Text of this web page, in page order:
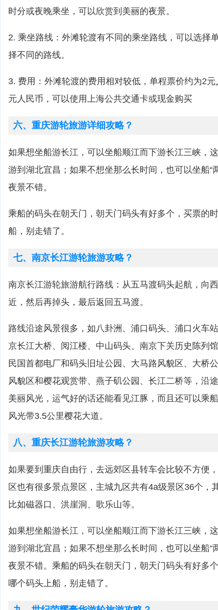
时分或夜晚乘坐，可以欣赏到美丽的夜景。
2. 乘坐路线：外滩轮渡有不同的乘坐路线，可以选择
择不同的路线。
3. 费用：外滩轮渡的费用相对较低，单程票价约为2
元人民币，可以使用上海公共交通卡或现金购买
六、重庆游轮旅游详细攻略？
如果想坐船游长江，可以坐船顺江而下游长江三峡，
游到湖北宜昌；如果不想坐那么长时间，也可以坐船“
夜景不错。
乘船的码头在朝天门，朝天门码头有好多个，买票的
船，别走错了。
七、南京长江游轮旅游攻略？
南京长江游轮旅游航行路线：从五马渡码头起航，向
近，然后再掉头，最后返回五马渡。
路线沿途风景很多，如八卦洲、浦口码头、浦口火车
京长江大桥、阅江楼、中山码头、南京下关历史陈列
民国首都电厂和码头旧址公园、大马路风貌区、大桥
风貌区和樱花观赏带、燕子矶公园、长江二桥等，沿
美丽风光，运气好的话还能看见江豚，而且还可以乘
风光带3.5公里樱花大道。
八、重庆长江游轮旅游攻略？
如果要到重庆自由行，去远郊区县转车会比较不方便
区也有很多景点景区，主城九区共有4a级景区36个，
比如磁器口、洪崖洞、歌乐山等。
如果想坐船游长江，可以坐船顺江而下游长江三峡，
游到湖北宜昌；如果不想坐那么长时间，也可以坐船“
夜景不错。乘船的码头在朝天门，朝天门码头有好多
哪个码头上船，别走错了。